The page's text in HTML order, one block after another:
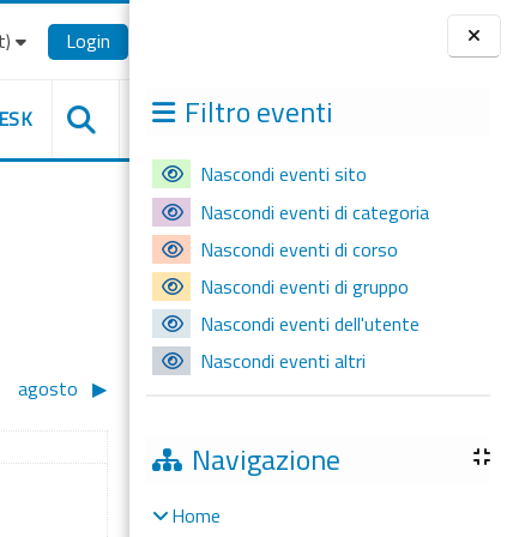
Blocchi
Filtro eventi
Nascondi eventi sito
Nascondi eventi di categoria
Nascondi eventi di corso
Nascondi eventi di gruppo
Nascondi eventi dell'utente
Nascondi eventi altri
Navigazione
Home
Login
agosto ▶︎
evento, sabato 1 luglio